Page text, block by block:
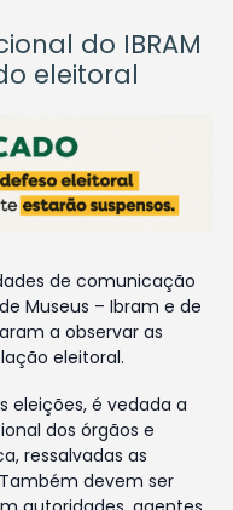
do IBRAM
eleitoral
de comunicação
Museus – Ibram e de
a observar as
eleitoral.
eleições, é vedada a
dos órgãos e
ressalvadas as
devem ser